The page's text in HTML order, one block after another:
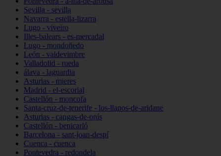
Sevilla - sevilla
Navarra - estella-lizarra
Lugo - viveiro
Illes-balears - es-mercadal
Lugo - mondoñedo
León - valdevimbre
Valladolid - rueda
álava - laguardia
Asturias - mieres
Madrid - el-escorial
Castellón - moncofa
Santa-cruz-de-tenerife - los-llanos-de-aridane
Asturias - cangas-de-onís
Castellón - benicarló
Barcelona - sant-joan-despí
Cuenca - cuenca
Pontevedra - redondela